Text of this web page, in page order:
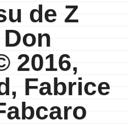
de Z
2016,
Fabrice